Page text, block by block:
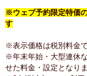
※ウェブ予約限定特価
す
※表示価格は税別料金
※年末年始・大型連休
せた料金・設定となり